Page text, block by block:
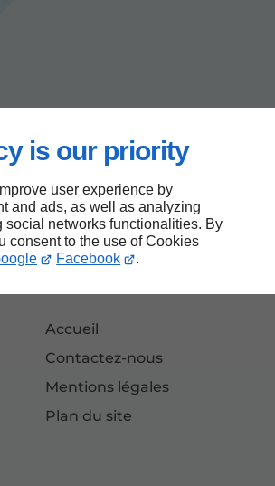
is our priority
user experience by
and ads, as well as analyzing
social networks functionalities. By
consent to the use of Cookies
Facebook .
Accueil
Contactez-nous
Mentions légales
Plan du site